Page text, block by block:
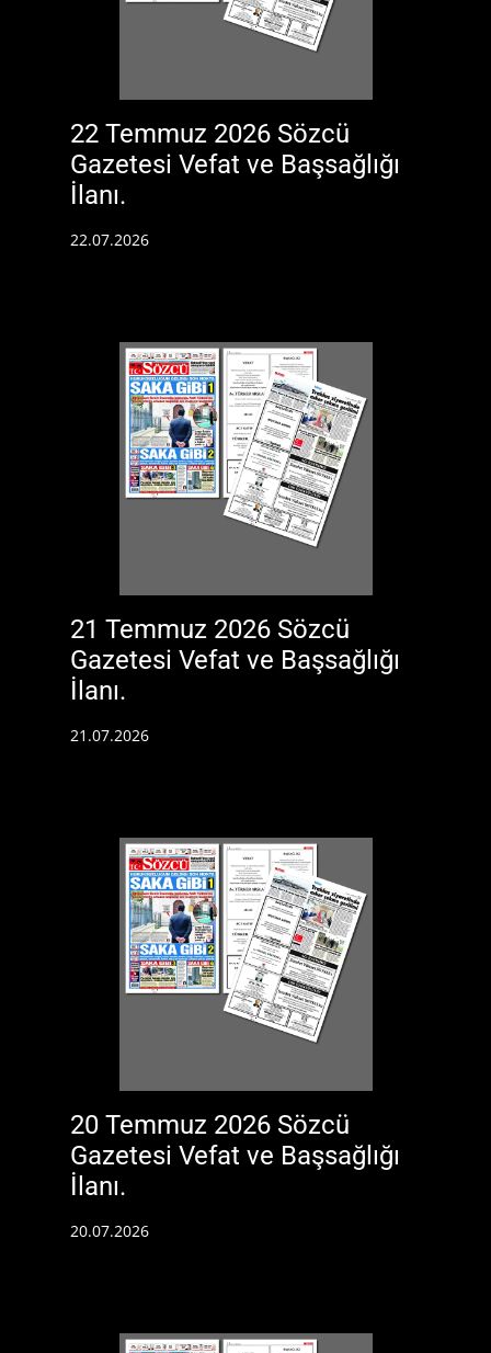
22 Temmuz 2026 Sözcü
Gazetesi Vefat ve Başsağlığı
İlanı.
22.07.2026
21 Temmuz 2026 Sözcü
Gazetesi Vefat ve Başsağlığı
İlanı.
21.07.2026
20 Temmuz 2026 Sözcü
Gazetesi Vefat ve Başsağlığı
İlanı.
20.07.2026